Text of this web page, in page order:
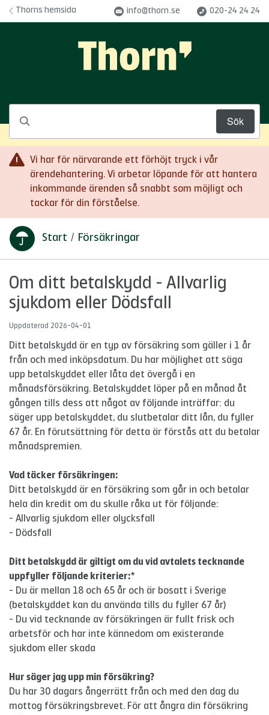
Hoppa till innehåll
Sök
Thorns hemsida info@thorn.se 020-24 24 24
Vi har för närvarande ett förhöjt tryck i vår
ärendehantering. Vi arbetar löpande för att hantera
inkommande ärenden så snabbt som möjligt och
tackar för din förståelse.
Du är här:Start / Försäkringar
Om ditt betalskydd - Allvarlig
sjukdom eller Dödsfall
Uppdaterad 2026-04-01
Ditt betalskydd är en typ av försäkring som gäller i 1 år
från och med inköpsdatum. Du har möjlighet att säga
upp betalskyddet eller låta det övergå i en
månadsförsäkring. Betalskyddet löper på en månad åt
gången tills dess att något av följande inträffar: du
säger upp betalskyddet, du slutbetalar ditt lån, du fyller
67 år. En förutsättning för detta är förstås att du betalar
månadspremien.
Vad täcker försäkringen:
Ditt betalskydd är en försäkring som går in och betalar
hela din kredit om du skulle råka ut för följande:
- Allvarlig sjukdom eller olycksfall
- Dödsfall
Ditt betalskydd är giltigt om du vid avtalets tecknande
uppfyller följande kriterier:*
- Du är mellan 18 och 65 år och är bosatt i Sverige
(betalskyddet kan du använda tills du fyller 67 år)
- Du vid tecknande av försäkringen är fullt frisk och
arbetsför och har inte kännedom om existerande
sjukdom eller skada
Hur säger jag upp min försäkring?
Du har 30 dagars ångerrätt från och med den dag du
mottog försäkringsbrevet. För att ångra din försäkring